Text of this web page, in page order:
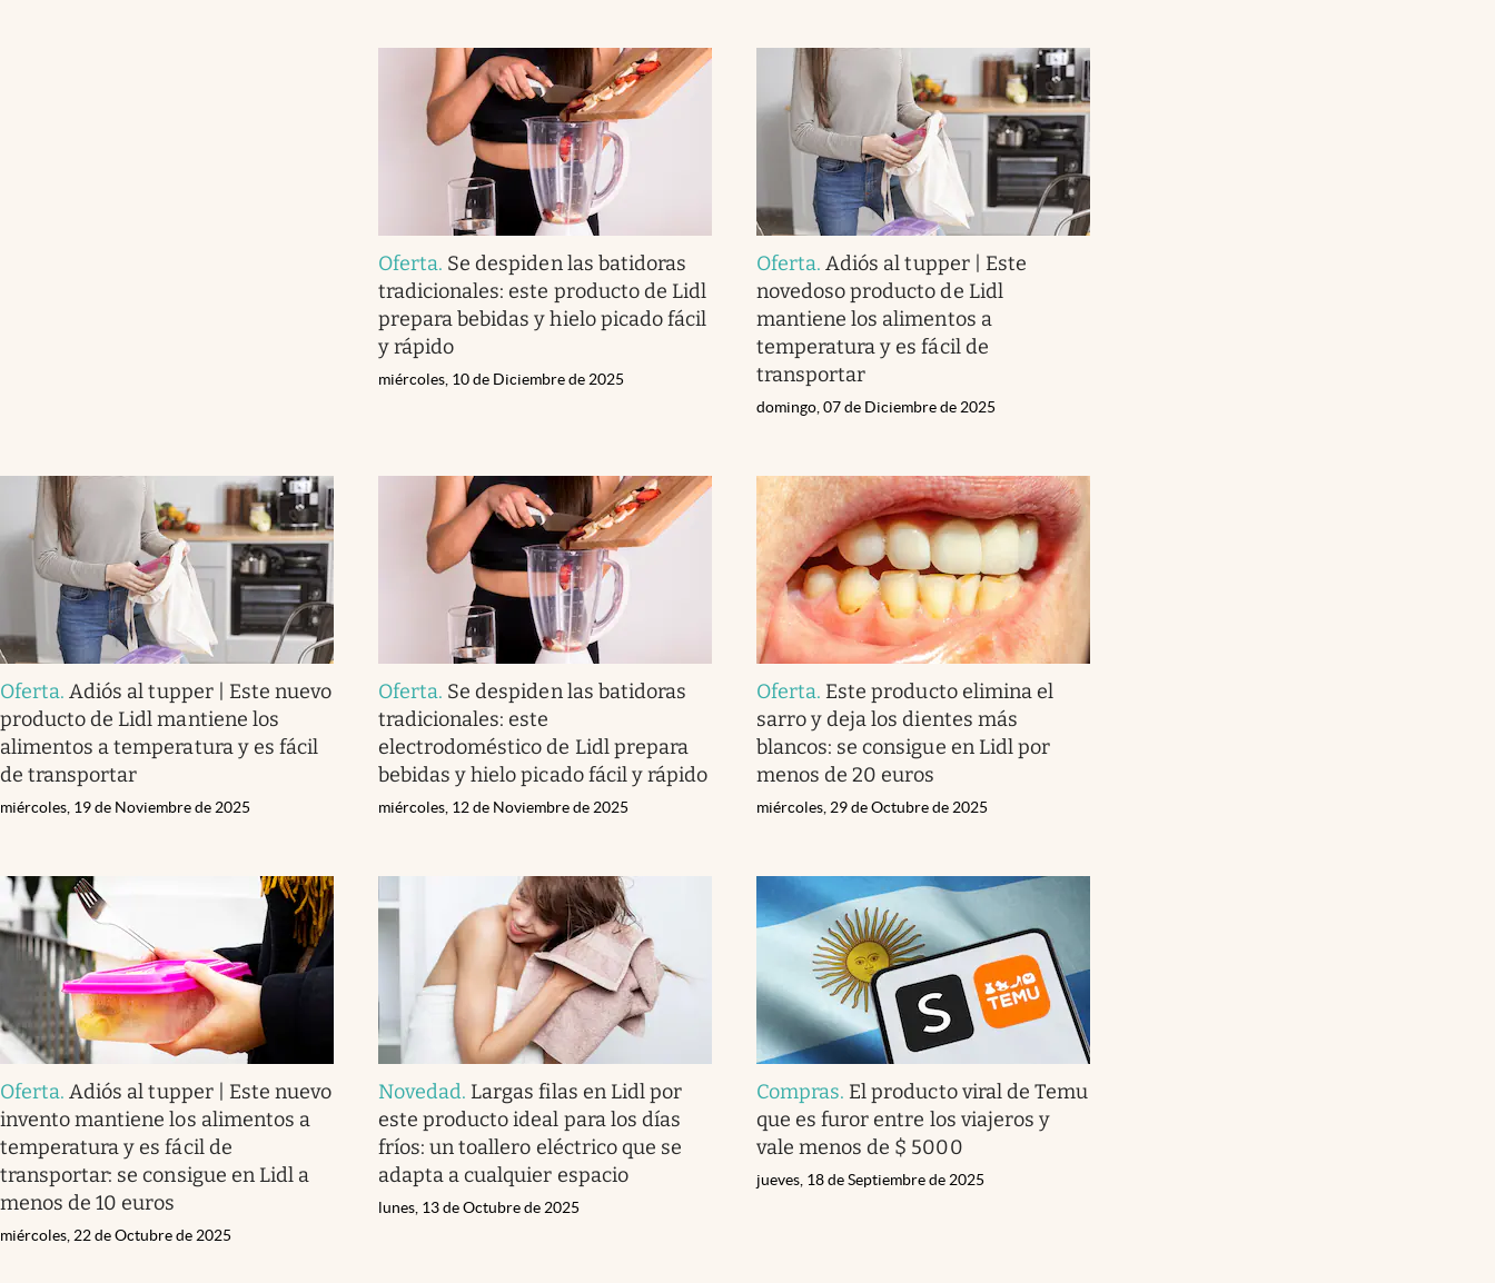
Oferta. Se despiden las batidoras
tradicionales: este producto de Lidl
prepara bebidas y hielo picado fácil
y rápido
miércoles, 10 de Diciembre de 2025
Oferta.Adiós al tupper | Este
novedoso producto de Lidl
mantiene los alimentos a
temperatura y es fácil de
transportar
domingo, 07 de Diciembre de 2025
Oferta.Adiós al tupper | Este nuevo
producto de Lidl mantiene los
alimentos a temperatura y es fácil
de transportar
miércoles, 19 de Noviembre de 2025
Oferta. Se despiden las batidoras
tradicionales: este
electrodoméstico de Lidl prepara
bebidas y hielo picado fácil y rápido
miércoles, 12 de Noviembre de 2025
Oferta. Este producto elimina el
sarro y deja los dientes más
blancos: se consigue en Lidl por
menos de 20 euros
miércoles, 29 de Octubre de 2025
Oferta.Adiós al tupper | Este nuevo
invento mantiene los alimentos a
temperatura y es fácil de
transportar: se consigue en Lidl a
menos de 10 euros
miércoles, 22 de Octubre de 2025
Novedad. Largas filas en Lidl por
este producto ideal para los días
fríos: un toallero eléctrico que se
adapta a cualquier espacio
lunes, 13 de Octubre de 2025
Compras. El producto viral de Temu
que es furor entre los viajeros y
vale menos de $ 5000
jueves, 18 de Septiembre de 2025